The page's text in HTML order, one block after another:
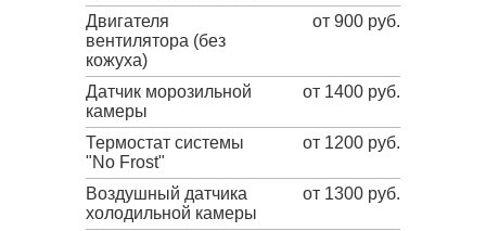
Двигателя
вентилятора (без
кожуха)
от 900 руб.
Датчик морозильной
камеры
от 1400 руб.
Термостат системы
"No Frost"
от 1200 руб.
Воздушный датчика
холодильной камеры
от 1300 руб.